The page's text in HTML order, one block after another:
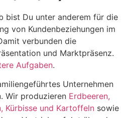
bist Du unter anderem für die
von Kundenbeziehungen im
verbunden die
und Marktpräsenz.
Aufgaben.
Unternehmen
Wir produzieren Erdbeeren,
Kürbisse und Kartoffeln sowie